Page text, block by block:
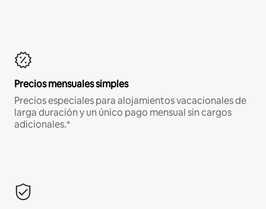
Precios mensuales simples
Precios especiales para alojamientos vacacionales de
larga duración y un único pago mensual sin cargos
adicionales.*